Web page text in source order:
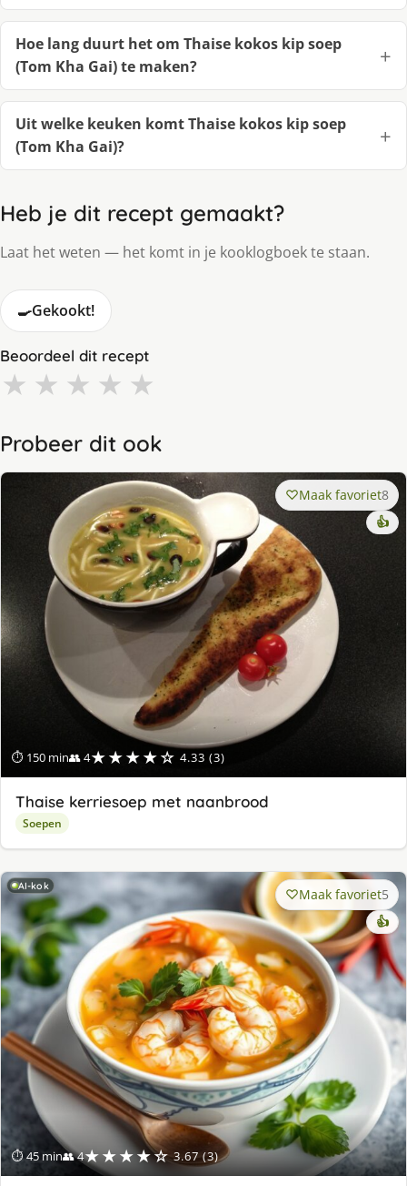
Hoe lang duurt het om Thaise kokos kip soep
(Tom Kha Gai) te maken?
Uit welke keuken komt Thaise kokos kip soep
(Tom Kha Gai)?
Heb je dit recept gemaakt?
Laat het weten — het komt in je kooklogboek te staan.
🍳Gekookt!
Beoordeel dit recept
★ ★ ★ ★ ★
Probeer dit ook
⏱ 150 min👥 4★★★★☆ 4.33 (3)
Maak favoriet8
👍
Thaise kerriesoep met naanbrood
Soepen
AI-kok
⏱ 45 min👥 4★★★★☆ 3.67 (3)
Maak favoriet5
👍